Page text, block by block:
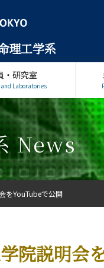
理工学系
・研究室
Laboratories
News
院説明会
をYouTubeで公開